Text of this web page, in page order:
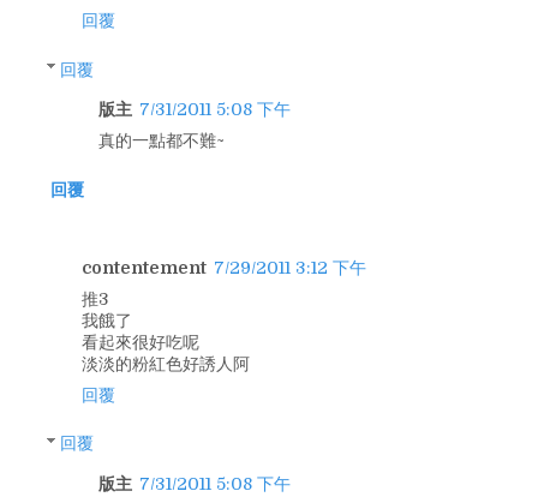
回覆
回覆
版主 7/31/2011 5:08 下午
真的一點都不難~
回覆
contentement 7/29/2011 3:12 下午
推3
我餓了
看起來很好吃呢
淡淡的粉紅色好誘人阿
回覆
回覆
版主 7/31/2011 5:08 下午